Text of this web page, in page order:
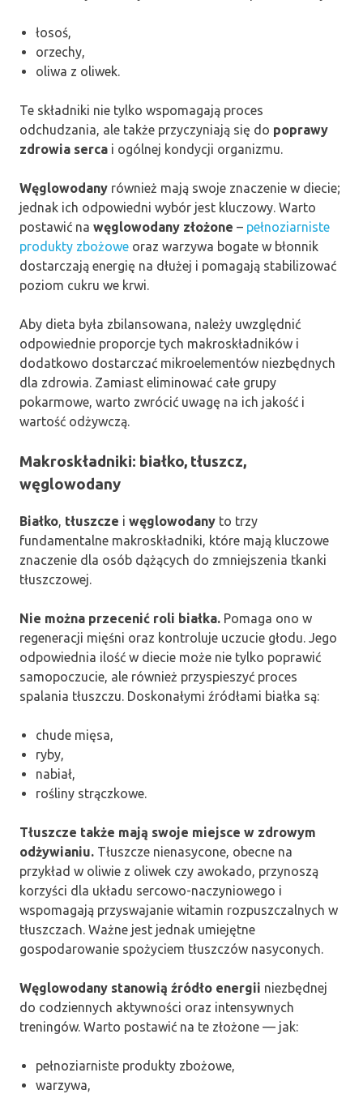
łosoś,
orzechy,
oliwa z oliwek.
Te składniki nie tylko wspomagają proces
odchudzania, ale także przyczyniają się do poprawy
zdrowia serca i ogólnej kondycji organizmu.
Węglowodany również mają swoje znaczenie w diecie;
jednak ich odpowiedni wybór jest kluczowy. Warto
postawić na węglowodany złożone – pełnoziarniste
produkty zbożowe oraz warzywa bogate w błonnik
dostarczają energię na dłużej i pomagają stabilizować
poziom cukru we krwi.
Aby dieta była zbilansowana, należy uwzględnić
odpowiednie proporcje tych makroskładników i
dodatkowo dostarczać mikroelementów niezbędnych
dla zdrowia. Zamiast eliminować całe grupy
pokarmowe, warto zwrócić uwagę na ich jakość i
wartość odżywczą.
Makroskładniki: białko, tłuszcz,
węglowodany
Białko, tłuszcze i węglowodany to trzy
fundamentalne makroskładniki, które mają kluczowe
znaczenie dla osób dążących do zmniejszenia tkanki
tłuszczowej.
Nie można przecenić roli białka. Pomaga ono w
regeneracji mięśni oraz kontroluje uczucie głodu. Jego
odpowiednia ilość w diecie może nie tylko poprawić
samopoczucie, ale również przyspieszyć proces
spalania tłuszczu. Doskonałymi źródłami białka są:
chude mięsa,
ryby,
nabiał,
rośliny strączkowe.
Tłuszcze także mają swoje miejsce w zdrowym
odżywianiu. Tłuszcze nienasycone, obecne na
przykład w oliwie z oliwek czy awokado, przynoszą
korzyści dla układu sercowo-naczyniowego i
wspomagają przyswajanie witamin rozpuszczalnych w
tłuszczach. Ważne jest jednak umiejętne
gospodarowanie spożyciem tłuszczów nasyconych.
Węglowodany stanowią źródło energii niezbędnej
do codziennych aktywności oraz intensywnych
treningów. Warto postawić na te złożone — jak:
pełnoziarniste produkty zbożowe,
warzywa,